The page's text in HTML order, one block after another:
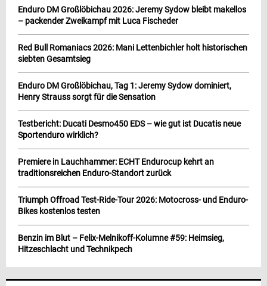
Enduro DM Großlöbichau 2026: Jeremy Sydow bleibt makellos
– packender Zweikampf mit Luca Fischeder
Red Bull Romaniacs 2026: Mani Lettenbichler holt historischen
siebten Gesamtsieg
Enduro DM Großlöbichau, Tag 1: Jeremy Sydow dominiert,
Henry Strauss sorgt für die Sensation
Testbericht: Ducati Desmo450 EDS – wie gut ist Ducatis neue
Sportenduro wirklich?
Premiere in Lauchhammer: ECHT Endurocup kehrt an
traditionsreichen Enduro-Standort zurück
Triumph Offroad Test-Ride-Tour 2026: Motocross- und Enduro-
Bikes kostenlos testen
Benzin im Blut – Felix-Melnikoff-Kolumne #59: Heimsieg,
Hitzeschlacht und Technikpech